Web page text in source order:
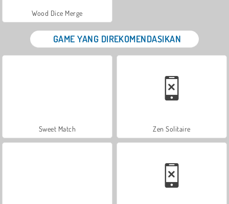
Wood Dice Merge
GAME YANG DIREKOMENDASIKAN
Sweet Match Zen Solitaire